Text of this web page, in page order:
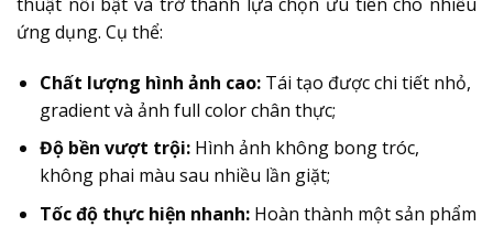
ứng dụng. Cụ thể:
Chất lượng hình ảnh cao:Tái tạo được chi tiết nhỏ,
gradient và ảnh full color chân thực;
Độ bền vượt trội:Hình ảnh không bong tróc,
không phai màu sau nhiều lần giặt;
Tốc độ thực hiện nhanh:Hoàn thành một sản phẩm